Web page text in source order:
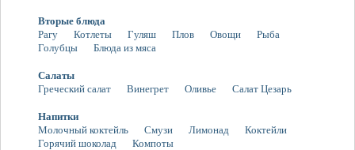
Вторые блюда
Рагу
Котлеты Гуляш Плов Овощи
Рыба
Голубцы
Блюда из мяса
Салаты
Греческий салат
Винегрет Оливье Салат Цезарь
Напитки
Молочный коктейль
Смузи Лимонад
Коктейли
Горячий шоколад
Компоты